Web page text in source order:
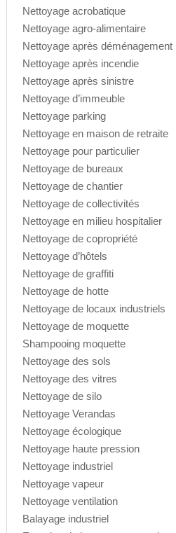
Nettoyage acrobatique
Nettoyage agro-alimentaire
Nettoyage après déménagement
Nettoyage après incendie
Nettoyage après sinistre
Nettoyage d’immeuble
Nettoyage parking
Nettoyage en maison de retraite
Nettoyage pour particulier
Nettoyage de bureaux
Nettoyage de chantier
Nettoyage de collectivités
Nettoyage en milieu hospitalier
Nettoyage de copropriété
Nettoyage d’hôtels
Nettoyage de graffiti
Nettoyage de hotte
Nettoyage de locaux industriels
Nettoyage de moquette
Shampooing moquette
Nettoyage des sols
Nettoyage des vitres
Nettoyage de silo
Nettoyage Verandas
Nettoyage écologique
Nettoyage haute pression
Nettoyage industriel
Nettoyage vapeur
Nettoyage ventilation
Balayage industriel